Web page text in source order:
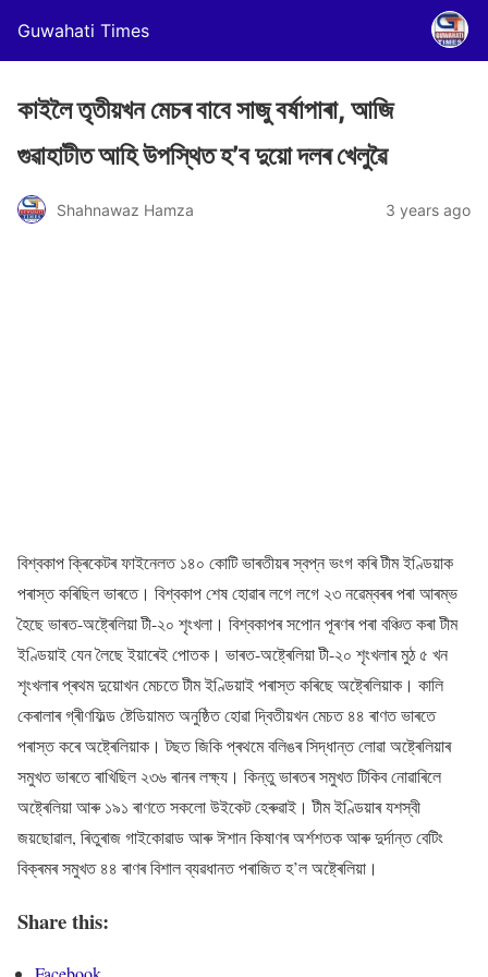
Guwahati Times
কাইলৈ তৃতীয়খন মেচৰ বাবে সাজু বৰ্ষাপাৰা, আজি
গুৱাহাটীত আহি উপস্থিত হ’ব দুয়ো দলৰ খেলুৱৈ
Shahnawaz Hamza 3 years ago
বিশ্বকাপ ক্ৰিকেটৰ ফাইনেলত ১৪০ কোটি ভাৰতীয়ৰ স্বপ্ন ভংগ কৰি টীম ইণ্ডিয়াক
পৰাস্ত কৰিছিল ভাৰতে। বিশ্বকাপ শেষ হোৱাৰ লগে লগে ২৩ নৱেম্বৰৰ পৰা আৰম্ভ
হৈছে ভাৰত-অষ্ট্ৰেলিয়া টী-২০ শৃংখলা। বিশ্বকাপৰ সপোন পূৰণৰ পৰা বঞ্চিত কৰা টীম
ইণ্ডিয়াই যেন লৈছে ইয়াৰেই পোতক। ভাৰত-অষ্ট্ৰেলিয়া টী-২০ শৃংখলাৰ মুঠ ৫ খন
শৃংখলাৰ প্ৰথম দুয়োখন মেচতে টীম ইণ্ডিয়াই পৰাস্ত কৰিছে অষ্ট্ৰেলিয়াক। কালি
কেৰালাৰ গ্ৰীণফিল্ড ষ্টেডিয়ামত অনুষ্ঠিত হোৱা দ্বিতীয়খন মেচত ৪৪ ৰাণত ভাৰতে
পৰাস্ত কৰে অষ্ট্ৰেলিয়াক। টছত জিকি প্ৰথমে বলিঙৰ সিদ্ধান্ত লোৱা অষ্ট্ৰেলিয়াৰ
সমুখত ভাৰতে ৰাখিছিল ২৩৬ ৰানৰ লক্ষ্য। কিন্তু ভাৰতৰ সমুখত টিকিব নোৱাৰিলে
অষ্ট্ৰেলিয়া আৰু ১৯১ ৰাণতে সকলো উইকেট হেৰুৱাই। টীম ইণ্ডিয়াৰ যশস্বী
জয়ছোৱাল, ৰিতুৰাজ গাইকোৱাড আৰু ঈশান কিষাণৰ অৰ্শশতক আৰু দুৰ্দান্ত বেটিং
বিক্ৰমৰ সমুখত ৪৪ ৰাণৰ বিশাল ব্যৱধানত পৰাজিত হ’ল অষ্ট্ৰেলিয়া।
Share this: